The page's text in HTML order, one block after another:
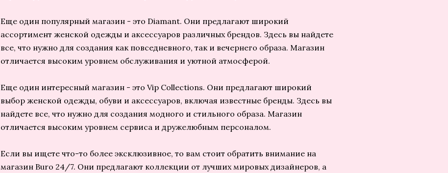
Еще один популярный магазин - это Diamant. Они предлагают широкий
ассортимент женской одежды и аксессуаров различных брендов. Здесь вы найдете
все, что нужно для создания как повседневного, так и вечернего образа. Магазин
отличается высоким уровнем обслуживания и уютной атмосферой.
Еще один интересный магазин - это Vip Collections. Они предлагают широкий
выбор женской одежды, обуви и аксессуаров, включая известные бренды. Здесь вы
найдете все, что нужно для создания модного и стильного образа. Магазин
отличается высоким уровнем сервиса и дружелюбным персоналом.
Если вы ищете что-то более эксклюзивное, то вам стоит обратить внимание на
магазин Buro 24/7. Они предлагают коллекции от лучших мировых дизайнеров, а